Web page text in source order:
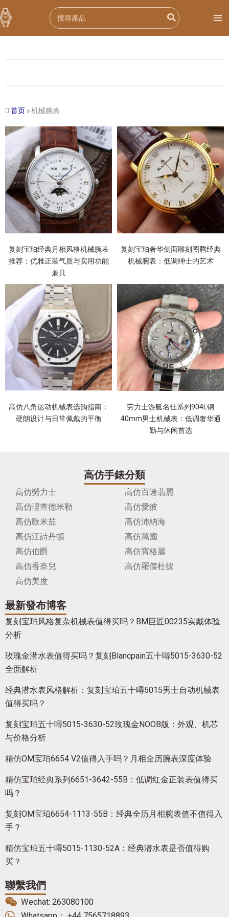
跳
至
内
Search
for:
首页 »机械腕表
复刻宝珀经典月相风格机械腕表
推荐：优雅正装气质与实用功能
兼具
复刻宝珀奢华侧面雕刻图腾经典
机械腕表：低调绅士的艺术
高仿八角运动机械表选购指南：
硬朗设计与日常佩戴的平衡
劳力士游艇名仕系列904L钢
40mm男士机械表：低调奢华通
勤与休闲首选
高仿手錶分類
高仿勞力士
高仿百達翡麗
高仿理查德米勒
高仿愛彼
高仿歐米茄
高仿沛納海
高仿江詩丹頓
高仿萬國
高仿伯爵
高仿寶格麗
高仿香奈兒
高仿羅傑杜彼
高仿美度
最新發布博客
复刻宝珀风格复杂机械表值得买吗？BM巨匠00235实戴体验
分析
玫瑰金潜水表值得买吗？复刻Blancpain五十噚5015-3630-52
全面解析
经典潜水表风格解析：复刻宝珀五十噚5015男士自动机械表
值得买吗？
复刻宝珀五十噚5015-3630-52玫瑰金NOOB版：外观、机芯
与价格分析
精仿OM宝珀6654 V2值得入手吗？月相全历腕表深度体验
精仿宝珀经典系列6651-3642-55B：低调红金正装表值得买
吗？
复刻OM宝珀6654-1113-55B：经典全历月相腕表值不值得入
手？
精仿宝珀五十噚5015-1130-52A：经典潜水表是否值得购
买？
聯繫我們
Wechat: 263080100